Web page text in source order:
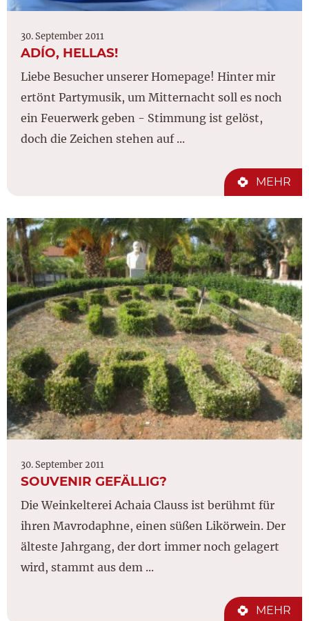
30. September 2011
ADÍO, HELLAS!
Liebe Besucher unserer Homepage! Hinter mir
ertönt Partymusik, um Mitternacht soll es noch
ein Feuerwerk geben - Stimmung ist gelöst,
doch die Zeichen stehen auf ...
MEHR
30. September 2011
SOUVENIR GEFÄLLIG?
Die Weinkelterei Achaia Clauss ist berühmt für
ihren Mavrodaphne, einen süßen Likörwein. Der
älteste Jahrgang, der dort immer noch gelagert
wird, stammt aus dem ...
MEHR